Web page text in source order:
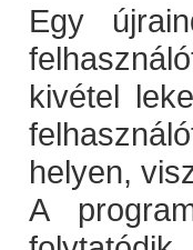
Egy
kivétel
helyen,
A